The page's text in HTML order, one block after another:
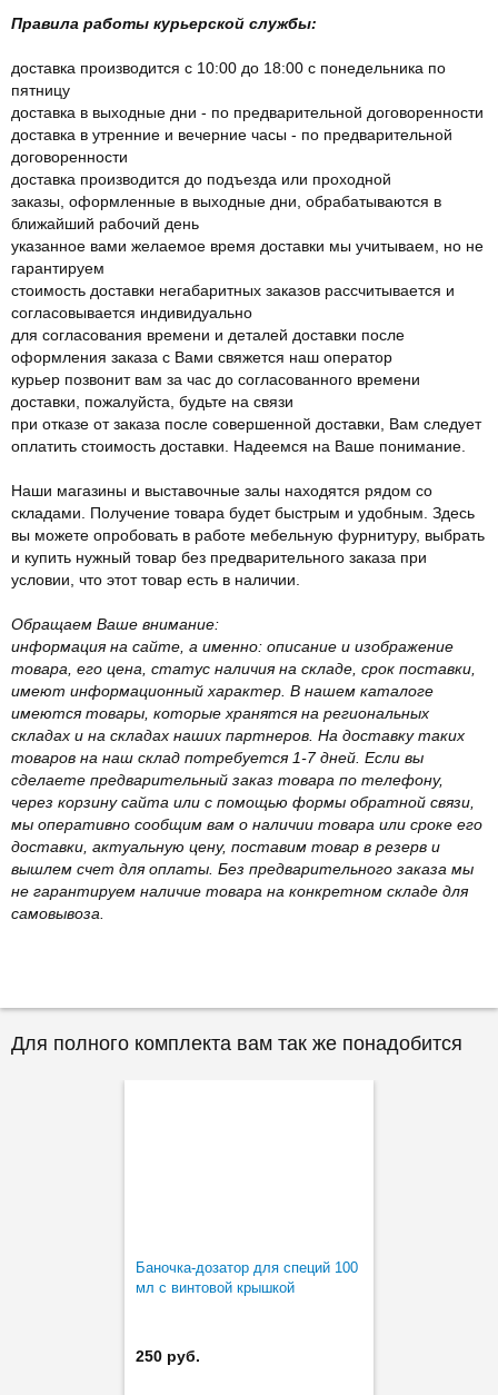
Правила работы курьерской службы:
доставка производится с 10:00 до 18:00 с понедельника по
пятницу
доставка в выходные дни - по предварительной договоренности
доставка в утренние и вечерние часы - по предварительной
договоренности
доставка производится до подъезда или проходной
заказы, оформленные в выходные дни, обрабатываются в
ближайший рабочий день
указанное вами желаемое время доставки мы учитываем, но не
гарантируем
стоимость доставки негабаритных заказов рассчитывается и
согласовывается индивидуально
для согласования времени и деталей доставки после
оформления заказа с Вами свяжется наш оператор
курьер позвонит вам за час до согласованного времени
доставки, пожалуйста, будьте на связи
при отказе от заказа после совершенной доставки, Вам следует
оплатить стоимость доставки. Надеемся на Ваше понимание.
Наши магазины и выставочные залы находятся рядом со
складами. Получение товара будет быстрым и удобным. Здесь
вы можете опробовать в работе мебельную фурнитуру, выбрать
и купить нужный товар без предварительного заказа при
условии, что этот товар есть в наличии.
Обращаем Ваше внимание:
информация на сайте, а именно: описание и изображение
товара, его цена, статус наличия на складе, срок поставки,
имеют информационный характер. В нашем каталоге
имеются товары, которые хранятся на региональных
складах и на складах наших партнеров. На доставку таких
товаров на наш склад потребуется 1-7 дней. Если вы
сделаете предварительный заказ товара по телефону,
через корзину сайта или с помощью формы обратной связи,
мы оперативно сообщим вам о наличии товара или сроке его
доставки, актуальную цену, поставим товар в резерв и
вышлем счет для оплаты. Без предварительного заказа мы
не гарантируем наличие товара на конкретном складе для
самовывоза.
Для полного комплекта вам так же понадобится
Баночка-дозатор для специй 100
мл с винтовой крышкой
250 руб.